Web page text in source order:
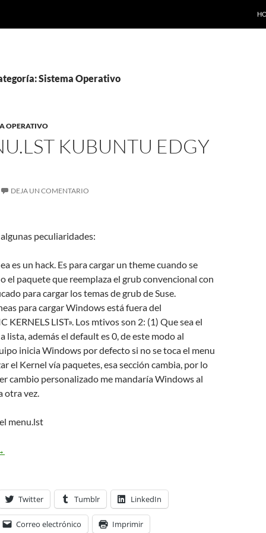
Sistema Operativo
OPERATIVO
KUBUNTU EDGY
DEJA UN COMENTARIO
peculiaridades:
es un hack. Es para cargar un theme cuando se
el paquete que reemplaza el grub convencional con
para cargar los temas de grub de Suse.
para cargar Windows está fuera del
KERNELS LIST». Los mtivos son 2: (1) Que sea el
lista, además el default es 0, de este modo al
inicia Windows por defecto si no se toca el menu
el Kernel vía paquetes, esa sección cambia, por lo
cambio personalizado me mandaría Windows al
otra vez.
menu.lst
menu.lst Kubuntu Edgy 6.10
Twitter Tumblr LinkedIn
Correo electrónico Imprimir